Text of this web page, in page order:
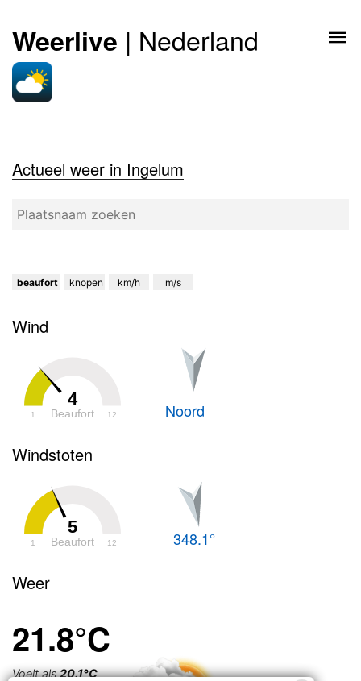
Weerlive | Nederland
Actueel weer in Ingelum
beaufort knopen km/h m/s
Wind
4
Beaufort
1 12 Noord
Windstoten
5
Beaufort
1 12 348.1°
Weer
21.8°C
Voelt als20.1°C